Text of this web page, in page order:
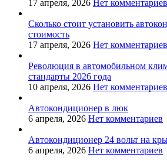
17 апреля, 2026 Нет комментариев
Сколько стоит установить
стоимость
17 апреля, 2026 Нет комментариев
Революция в автомобильном
стандарты 2026 года
10 апреля, 2026 Нет комментариев
Автокондиционер в люк
6 апреля, 2026 Нет комментариев
Автокондиционер 24 вольт на
6 апреля, 2026 Нет комментариев